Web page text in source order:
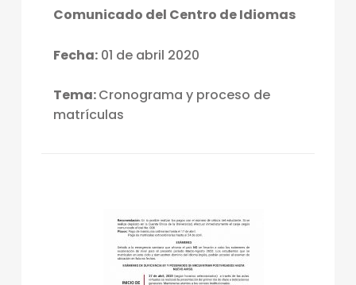
Comunicado del Centro de Idiomas
Fecha:01 de abril 2020
Tema:Cronograma y proceso de
matrículas